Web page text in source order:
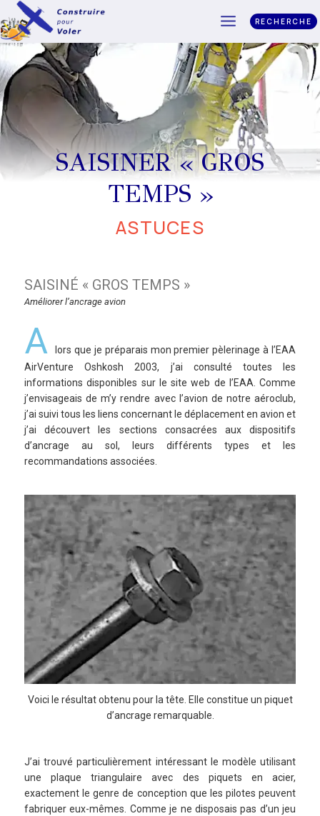
RECHERCHE
SAISINER « GROS
TEMPS »
ASTUCES
SAISINÉ « GROS TEMPS »
Améliorer l’ancrage avion
A
lors que je préparais mon premier pèlerinage à l’EAA
AirVenture Oshkosh 2003, j’ai consulté toutes les
informations disponibles sur le site web de l’EAA. Comme
j’envisageais de m’y rendre avec l’avion de notre aéroclub,
j’ai suivi tous les liens concernant le déplacement en avion et
j’ai découvert les sections consacrées aux dispositifs
d’ancrage au sol, leurs différents types et les
recommandations associées.
Voici le résultat obtenu pour la tête. Elle constitue un piquet
d’ancrage remarquable.
J’ai trouvé particulièrement intéressant le modèle utilisant
une plaque triangulaire avec des piquets en acier,
exactement le genre de conception que les pilotes peuvent
fabriquer eux-mêmes. Comme je ne disposais pas d’un jeu